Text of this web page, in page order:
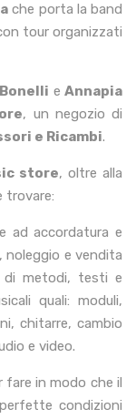
che porta la band
tour organizzati
eAnnapia
, un negozio di
e Ricambi.
store, oltre alla
trovare:
ad accordatura e
e vendita
di metodi, testi e
quali: moduli,
chitarre, cambio
e video.
fare in modo che il
condizioni